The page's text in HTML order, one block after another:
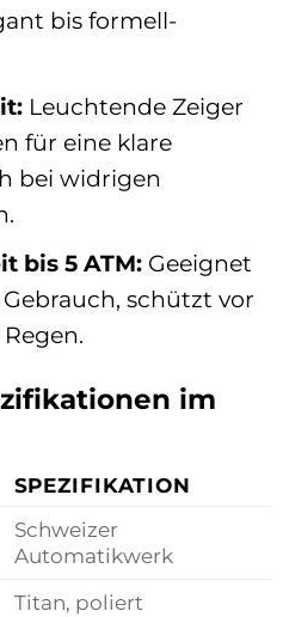
bis formell-
Leuchtende Zeiger
für eine klare
bei widrigen
bis 5 ATM:Geeignet
schützt vor
im
SPEZIFIKATION
Schweizer
Automatikwerk
Titan, poliert